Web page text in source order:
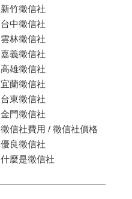
新竹徵信社
台中徵信社
雲林徵信社
嘉義徵信社
高雄徵信社
宜蘭徵信社
台東徵信社
金門徵信社
徵信社費用 / 徵信社價格
優良徵信社
什麼是徵信社